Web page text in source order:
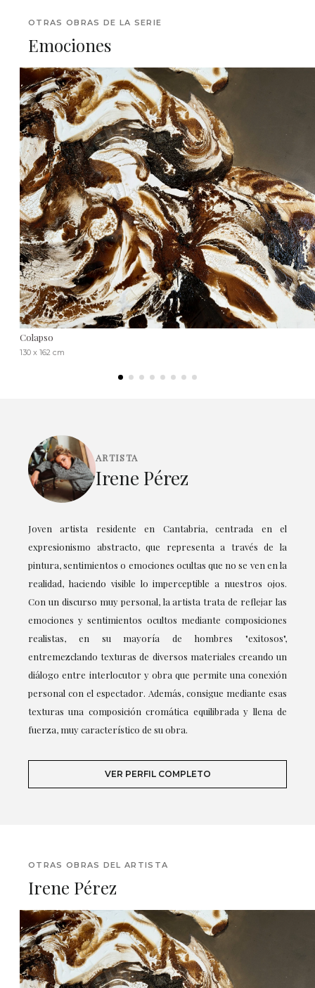
OTRAS OBRAS DE LA SERIE
Emociones
Colapso
130 x 162 cm
ARTISTA
Irene Pérez
Joven artista residente en Cantabria, centrada en el
expresionismo abstracto, que representa a través de la
pintura, sentimientos o emociones ocultas que no se ven en la
realidad, haciendo visible lo imperceptible a nuestros ojos.
Con un discurso muy personal, la artista trata de reflejar las
emociones y sentimientos ocultos mediante composiciones
realistas, en su mayoría de hombres "exitosos",
entremezclando texturas de diversos materiales creando un
diálogo entre interlocutor y obra que permite una conexión
personal con el espectador. Además, consigue mediante esas
texturas una composición cromática equilibrada y llena de
fuerza, muy característico de su obra.
VER PERFIL COMPLETO
OTRAS OBRAS DEL ARTISTA
Irene Pérez